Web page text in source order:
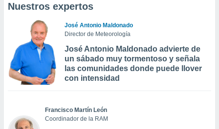
Nuestros expertos
José Antonio Maldonado
Director de Meteorología
José Antonio Maldonado advierte de
un sábado muy tormentoso y señala
las comunidades donde puede llover
con intensidad
Francisco Martín León
Coordinador de la RAM